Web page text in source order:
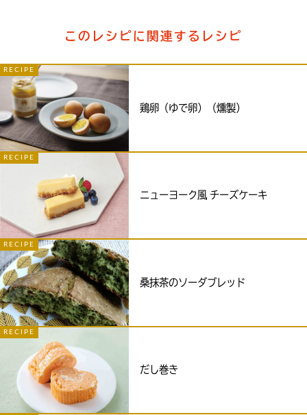
このレシピに関連するレシピ
RECIPE
鶏卵（ゆで卵）（燻製）
RECIPE
ニューヨーク風 チーズケーキ
RECIPE
桑抹茶のソーダブレッド
RECIPE
だし巻き